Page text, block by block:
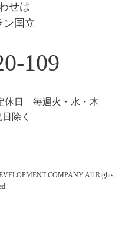
せは
ン国立
109
休日 毎週火・水・木
除く
COMPANY All Rights